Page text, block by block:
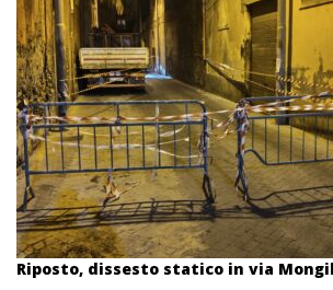
Riposto, dissesto statico in via